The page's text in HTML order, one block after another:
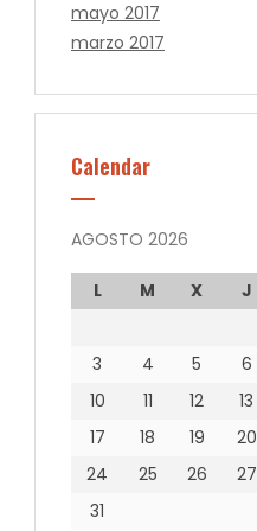
mayo 2017
marzo 2017
Calendar
AGOSTO 2026
L M X J
3
4 5 6
10
11 12 13
17
18 19 20
24
25 26 27
31